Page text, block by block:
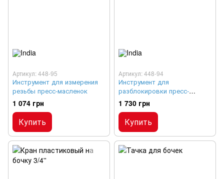
Артикул: 448-95
Инструмент для измерения
резьбы пресс-масленок
1 074 грн
Купить
Артикул: 448-94
Инструмент для
разблокировки пресс-
масленок
1 730 грн
Купить